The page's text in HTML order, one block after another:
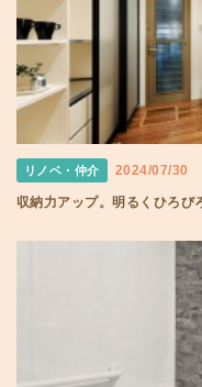
リノベ・仲介 2024/07/30
収納力アップ。明るくひろび